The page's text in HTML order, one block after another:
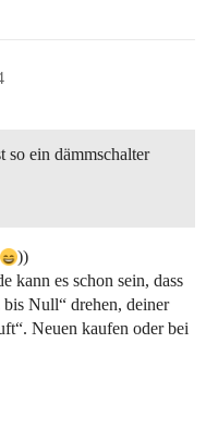
so ein dämmschalter
))
kann es schon sein, dass
Null“ drehen, deiner
Neuen kaufen oder bei